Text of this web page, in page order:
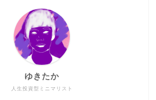
人生投資型ミニマリスト
ゆきたか